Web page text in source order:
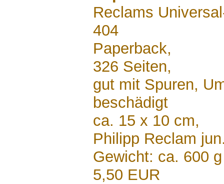
Reclams
404
Paperback,
326 Seiten,
gut mit Spuren,
beschädigt
ca. 15 x 10 cm,
Philipp Reclam
Gewicht: ca. 600 g
5,50 EUR